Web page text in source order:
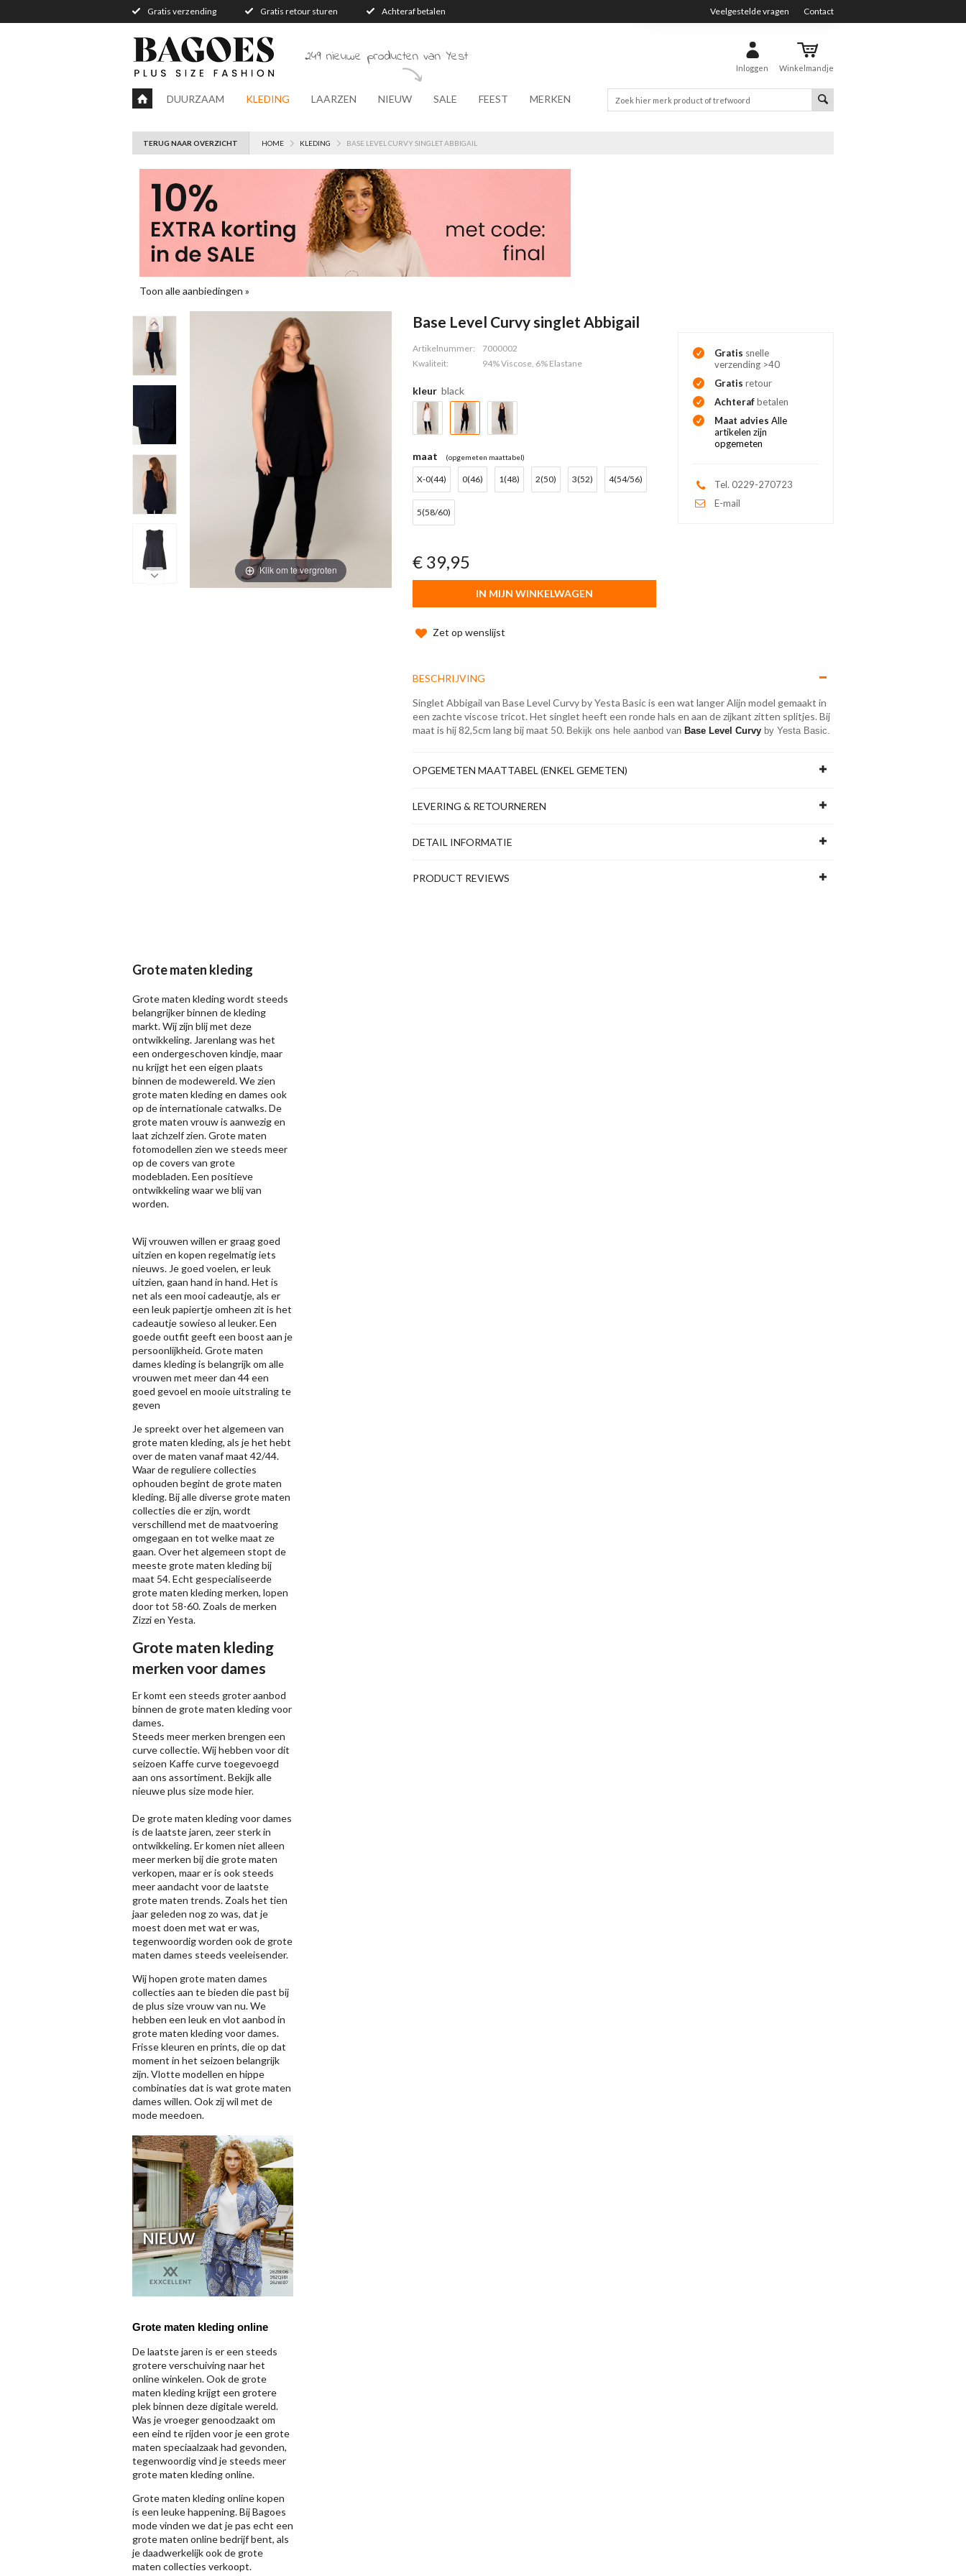
Gratis verzending Gratis retour sturen Achteraf betalen Veelgestelde vragen Contact
Inloggen Winkelmandje
249 nieuwe producten van Yest
DUURZAAM KLEDING LAARZEN NIEUW SALE FEEST MERKEN
TERUG NAAR OVERZICHT HOME KLEDING BASE LEVEL CURVY SINGLET ABBIGAIL
Toon alle aanbiedingen »
Klik om te vergroten
Base Level Curvy singlet Abbigail
Artikelnummer:
7000002
Kwaliteit:
94% Viscose, 6% Elastane
kleur black
maat (opgemeten maattabel)
X-0(44) 0(46) 1(48) 2(50) 3(52) 4(54/56)
5(58/60)
€ 39,95
IN MIJN WINKELWAGEN
Zet op wenslijst
Gratis snelle
verzending >40
Gratis retour
Achterafbetalen
Maat adviesAlle
artikelen zijn
opgemeten
Tel. 0229-270723
E-mail
BESCHRIJVING
Singlet Abbigail van Base Level Curvy by Yesta Basic is een wat langer Alijn model gemaakt in
een zachte viscose tricot. Het singlet heeft een ronde hals en aan de zijkant zitten splitjes. Bij
maat is hij 82,5cm lang bij maat 50. Bekijk ons hele aanbod van Base Level Curvy by Yesta Basic.
OPGEMETEN MAATTABEL (ENKEL GEMETEN)
LEVERING & RETOURNEREN
DETAIL INFORMATIE
PRODUCT REVIEWS
Grote maten kleding
Grote maten kleding wordt steeds
belangrijker binnen de kleding
markt. Wij zijn blij met deze
ontwikkeling. Jarenlang was het
een ondergeschoven kindje, maar
nu krijgt het een eigen plaats
binnen de modewereld. We zien
grote maten kleding en dames ook
op de internationale catwalks. De
grote maten vrouw is aanwezig en
laat zichzelf zien. Grote maten
fotomodellen zien we steeds meer
op de covers van grote
modebladen. Een positieve
ontwikkeling waar we blij van
worden.
Wij vrouwen willen er graag goed
uitzien en kopen regelmatig iets
nieuws. Je goed voelen, er leuk
uitzien, gaan hand in hand. Het is
net als een mooi cadeautje, als er
een leuk papiertje omheen zit is het
cadeautje sowieso al leuker. Een
goede outfit geeft een boost aan je
persoonlijkheid. Grote maten
dames kleding is belangrijk om alle
vrouwen met meer dan 44 een
goed gevoel en mooie uitstraling te
geven
Je spreekt over het algemeen van
grote maten kleding, als je het hebt
over de maten vanaf maat 42/44.
Waar de reguliere collecties
ophouden begint de grote maten
kleding. Bij alle diverse grote maten
collecties die er zijn, wordt
verschillend met de maatvoering
omgegaan en tot welke maat ze
gaan. Over het algemeen stopt de
meeste grote maten kleding bij
maat 54. Echt gespecialiseerde
grote maten kleding merken, lopen
door tot 58-60. Zoals de merken
Zizzien Yesta.
Grote maten kleding
merken voor dames
Er komt een steeds groter aanbod
binnen de grote maten kleding voor
dames.
Steeds meer merken brengen een
curve collectie. Wij hebben voor dit
seizoen Kaffecurve toegevoegd
aan ons assortiment. Bekijk alle
nieuweplus size modehier.
De grote maten kleding voor dames
is de laatste jaren, zeer sterk in
ontwikkeling. Er komen niet alleen
meer merken bij die grote maten
verkopen, maar er is ook steeds
meer aandacht voor de laatste
grote maten trends. Zoals het tien
jaar geleden nog zo was, dat je
moest doen met wat er was,
tegenwoordig worden ook de grote
maten dames steeds veeleisender.
Wij hopen grote maten dames
collecties aan te bieden die past bij
de plus size vrouw van nu. We
hebben een leuk en vlot aanbod in
grote maten kleding voor dames.
Frisse kleuren en prints, die op dat
moment in het seizoen belangrijk
zijn. Vlotte modellen en hippe
combinaties dat is wat grote maten
dames willen. Ook zij wil met de
mode meedoen.
Grote maten kleding online
De laatste jaren is er een steeds
grotere verschuiving naar het
online winkelen. Ook de grote
maten kleding krijgt een grotere
plek binnen deze digitale wereld.
Was je vroeger genoodzaakt om
een eind te rijden voor je een grote
maten speciaalzaak had gevonden,
tegenwoordig vind je steeds meer
grote maten kleding online.
Grote maten kleding online kopen
is een leuke happening. Bij Bagoes
mode vinden we dat je pas echt een
grote maten online bedrijf bent, als
je daadwerkelijk ook de grote
maten collecties verkoopt.